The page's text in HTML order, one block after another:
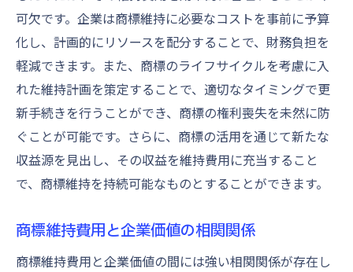
可欠です。企業は商標維持に必要なコストを事前に予算
化し、計画的にリソースを配分することで、財務負担を
軽減できます。また、商標のライフサイクルを考慮に入
れた維持計画を策定することで、適切なタイミングで更
新手続きを行うことができ、商標の権利喪失を未然に防
ぐことが可能です。さらに、商標の活用を通じて新たな
収益源を見出し、その収益を維持費用に充当すること
で、商標維持を持続可能なものとすることができます。
商標維持費用と企業価値の相関関係
商標維持費用と企業価値の間には強い相関関係が存在し